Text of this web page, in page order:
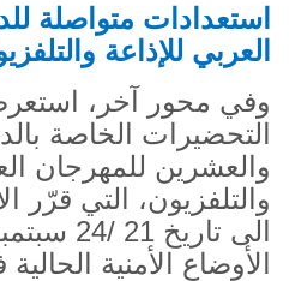
العربي للإذاعة
وفي محور آخر،
التحضيرات الخاصة
والعشرين للمهرجان
والتلفزيون، التي قرّر
الأوضاع الأمنية